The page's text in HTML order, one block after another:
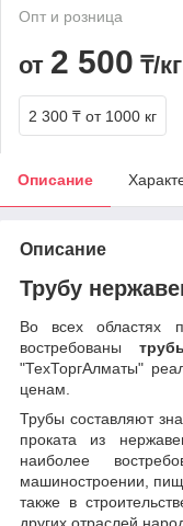
Опт и розница
от 2 500 ₸/кг
2 300 ₸ от 1000 кг
Описание
Описание
Трубу
Во всех областях
востребованы
"ТехТоргАлматы"
ценам.
Трубы составляют
проката из
наиболее
машиностроении,
также в